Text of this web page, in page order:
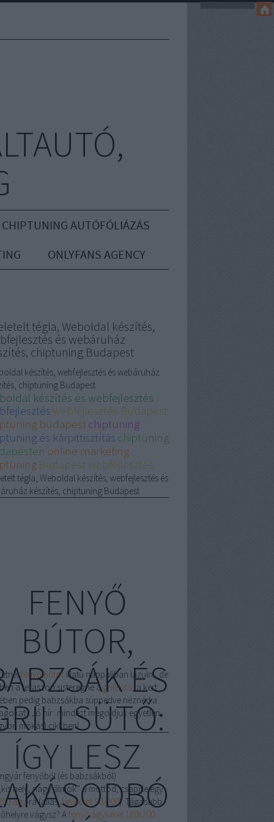
AUTÓFÓLIÁZÁS
ONLYFANS AGENCY
tégla, Weboldal készítés,
és webáruház
chiptuning Budapest
készítés, webfejlesztés és webáruház
chiptuning Budapest
készítés és webfejlesztés
webfejlesztés Budapest
budapestchiptuning
és kárpittisztítás chiptuning
online marketing
Budapest webfejlesztés
tégla, Weboldal készítés, webfejlesztés és
készítés, chiptuning Budapest
FENYŐ
BÚTOR,
ÉS
ÍGY LESZ
fenyő bútor illatú nappaliban lazulni, de
a teraszon sisteregne agrillsütő, a kert
pedig babzsákba süppedve néznéd a
Jó hír: mindezt megoldjuk egyetlen
mókás) cikkben!
fenyőből (és babzsákból)
hely, nagy álmok” a mottód, csapj le egy
ágy-ra (aliaságykeret 90x200). Tágasabb
vágysz? Afenyő ágykeret 180x200